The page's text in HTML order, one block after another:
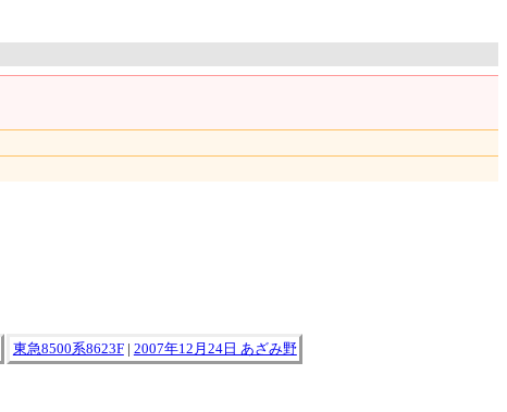
東急8500系8623F| 2007年12月24日 あざみ野